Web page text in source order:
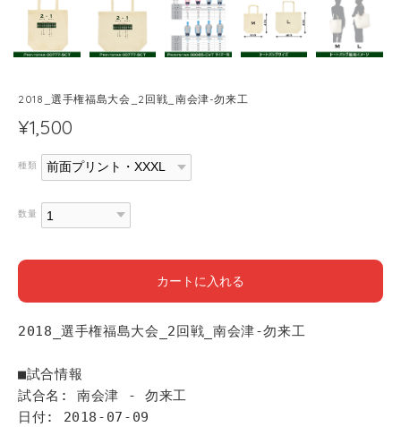
2018_選手権福島大会_2回戦_南会津-勿来工
¥1,500
種類
数量
カートに入れる
2018_選手権福島大会_2回戦_南会津-勿来工
■試合情報
試合名: 南会津 - 勿来工
日付: 2018-07-09